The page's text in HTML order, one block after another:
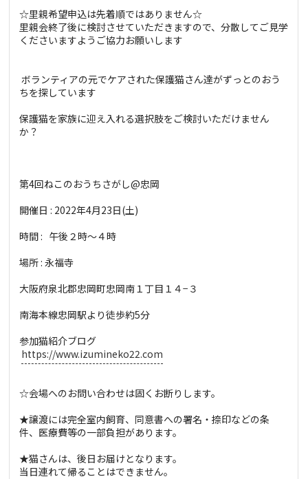
☆里親希望申込は先着順ではありません☆
里親会終了後に検討させていただきますので、分散してご見学
くださいますようご協力お願いします
ボランティアの元でケアされた保護猫さん達がずっとのおう
ちを探しています
保護猫を家族に迎え入れる選択肢をご検討いただけません
か？
第4回ねこのおうちさがし@忠岡
開催日 : 2022年4月23日(土)
時間 : 午後２時～４時
場所 : 永福寺
大阪府泉北郡忠岡町忠岡南１丁目１４−３
南海本線忠岡駅より徒歩約5分
参加猫紹介ブログ
https://www.izumineko22.com
☆会場へのお問い合わせは固くお断りします。
★譲渡には完全室内飼育、同意書への署名・捺印などの条
件、医療費等の一部負担があります。
★猫さんは、後日お届けとなります。
当日連れて帰ることはできません。